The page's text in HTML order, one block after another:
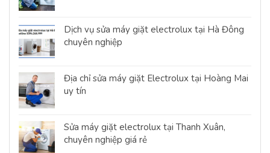
Dịch vụ sửa máy giặt electrolux tại Hà Đông
chuyên nghiệp
Địa chỉ sửa máy giặt Electrolux tại Hoàng Mai
uy tín
Sửa máy giặt electrolux tại Thanh Xuân,
chuyên nghiệp giá rẻ